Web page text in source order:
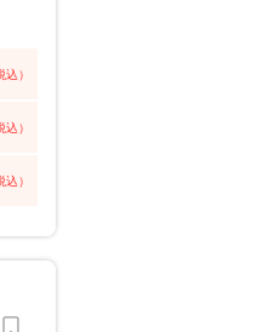
込）
込）
込）